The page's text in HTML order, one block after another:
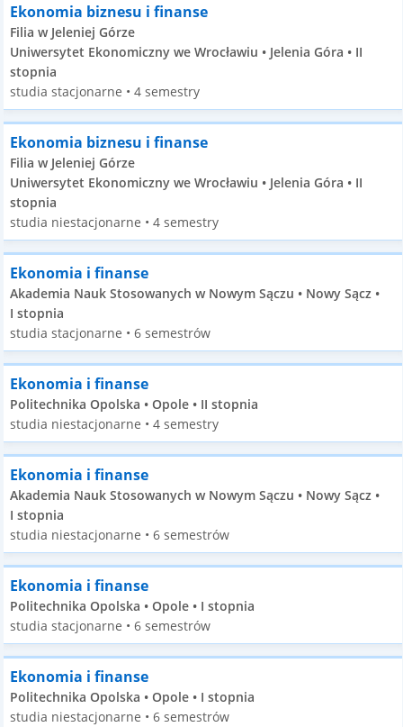
Ekonomia biznesu i finanse
Filia w Jeleniej Górze
Uniwersytet Ekonomiczny we Wrocławiu • Jelenia Góra • II
stopnia
studia stacjonarne • 4 semestry
Ekonomia biznesu i finanse
Filia w Jeleniej Górze
Uniwersytet Ekonomiczny we Wrocławiu • Jelenia Góra • II
stopnia
studia niestacjonarne • 4 semestry
Ekonomia i finanse
Akademia Nauk Stosowanych w Nowym Sączu • Nowy Sącz •
I stopnia
studia stacjonarne • 6 semestrów
Ekonomia i finanse
Politechnika Opolska • Opole • II stopnia
studia niestacjonarne • 4 semestry
Ekonomia i finanse
Akademia Nauk Stosowanych w Nowym Sączu • Nowy Sącz •
I stopnia
studia niestacjonarne • 6 semestrów
Ekonomia i finanse
Politechnika Opolska • Opole • I stopnia
studia stacjonarne • 6 semestrów
Ekonomia i finanse
Politechnika Opolska • Opole • I stopnia
studia niestacjonarne • 6 semestrów